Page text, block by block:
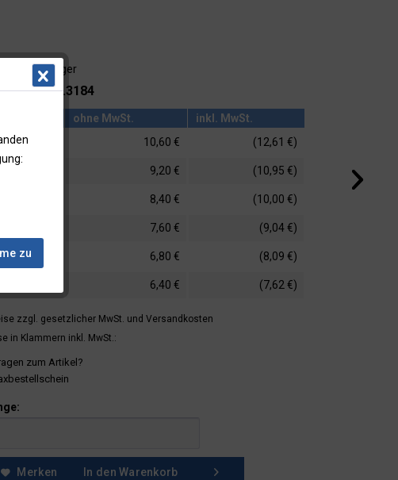
ab Lager
Nr.: 91.3184
ohne MwSt.
inkl. MwSt.
9 10,60 € (12,61 €)
9,20 € (10,95 €)
8,40 € (10,00 €)
7,60 € (9,04 €)
100 6,80 € (8,09 €)
6,40 € (7,62 €)
zzgl. gesetzlicher MwSt. und Versandkosten
in Klammern inkl. MwSt.:
zum Artikel?
Merken In den Warenkorb
zu